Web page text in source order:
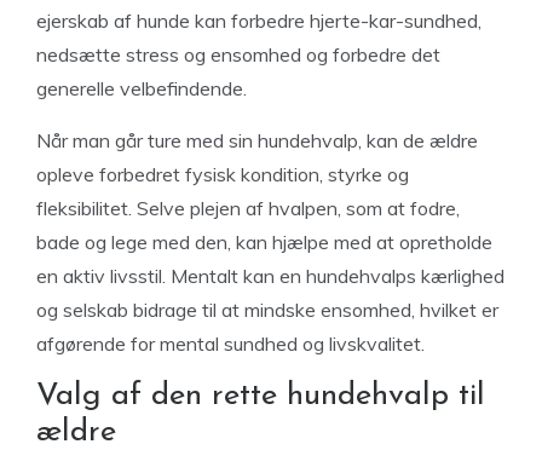
ejerskab af hunde kan forbedre hjerte-kar-sundhed,
nedsætte stress og ensomhed og forbedre det
generelle velbefindende.
Når man går ture med sin hundehvalp, kan de ældre
opleve forbedret fysisk kondition, styrke og
fleksibilitet. Selve plejen af hvalpen, som at fodre,
bade og lege med den, kan hjælpe med at opretholde
en aktiv livsstil. Mentalt kan en hundehvalps kærlighed
og selskab bidrage til at mindske ensomhed, hvilket er
afgørende for mental sundhed og livskvalitet.
Valg af den rette hundehvalp til
ældre